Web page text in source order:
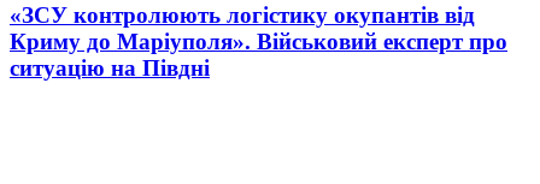
«ЗСУ контролюють логістику окупантів від
Криму до Маріуполя». Військовий експерт про
ситуацію на Півдні